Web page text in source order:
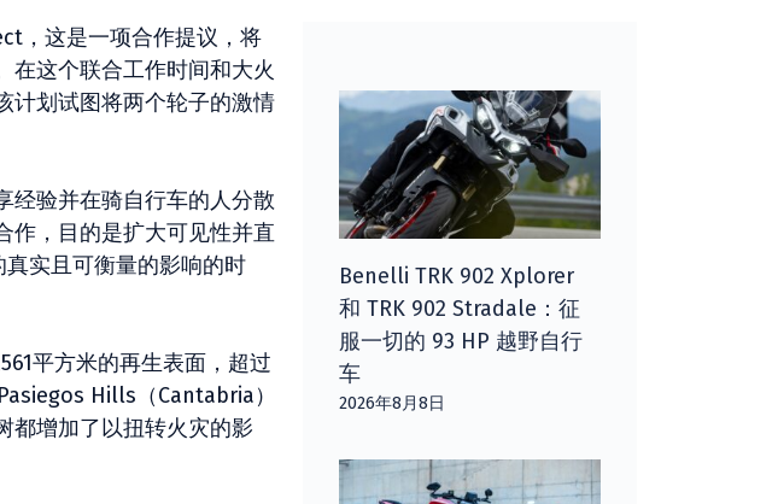
，这是一项合作提议，将
在这个联合工作时间和大火
计划试图将两个轮子的激情
经验并在骑自行车的人分散
作，目的是扩大可见性并直
实且可衡量的影响的时
平方米的再生表面，超过
Hills（Cantabria）
都增加了以扭转火灾的影
Benelli TRK 902 Xplorer
和 TRK 902 Stradale：征
服一切的 93 HP 越野自行
车
2026年8月8日